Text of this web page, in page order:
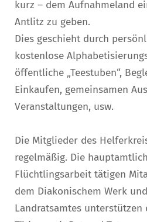
kurz – dem Aufnahmeland
Antlitz zu geben.
Dies geschieht durch
kostenlose
öffentliche „Teestuben“,
Einkaufen, gemeinsamen
Veranstaltungen, usw.
Die Mitglieder des
regelmäßig. Die
Flüchtlingsarbeit tätigen
dem Diakonischem Werk
Landratsamtes unterstützen